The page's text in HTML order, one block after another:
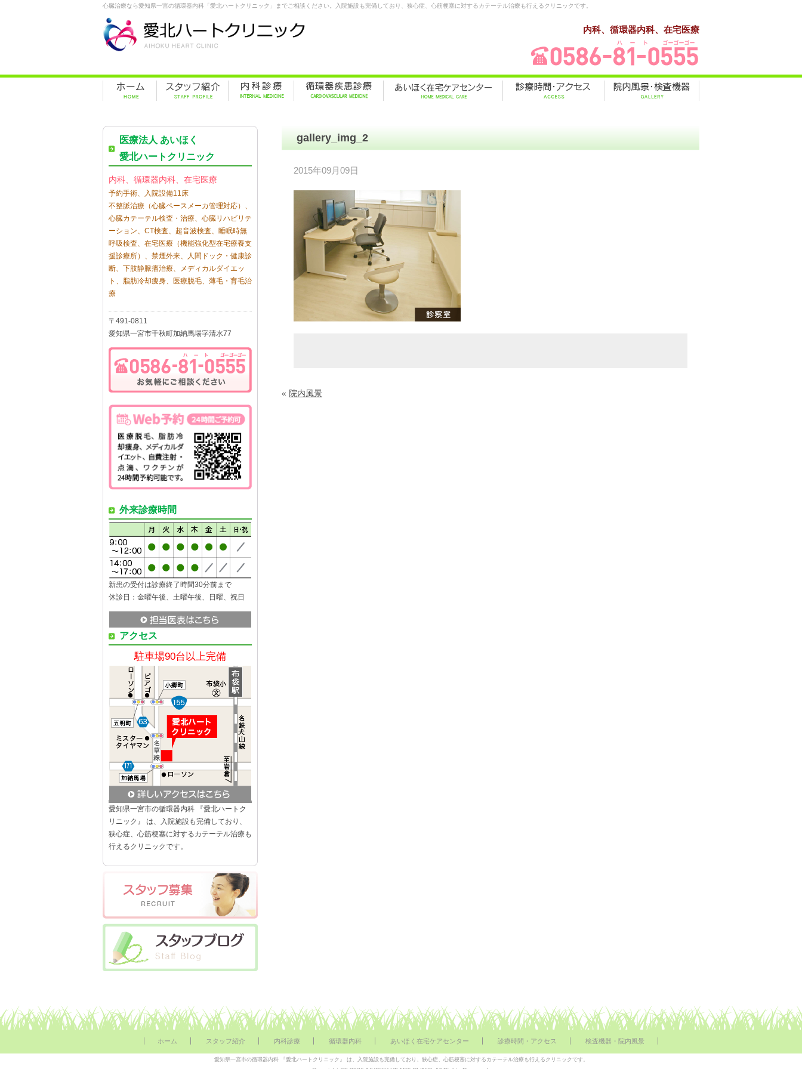
心臓治療なら愛知県一宮の循環器内科「愛北ハートクリニック」までご相談ください。入院施設も完備しており、狭心症、心筋梗塞に対するカテーテル治療も行えるクリニックです。
内科、循環器内科、在宅医療
gallery_img_2
2015年09月09日
« 院内風景
医療法人 あいほく
愛北ハートクリニック
内科、循環器内科、在宅医療
予約手術、入院設備11床
不整脈治療（心臓ペースメーカ管理対応）、
心臓カテーテル検査・治療、心臓リハビリテ
ーション、CT検査、超音波検査、睡眠時無
呼吸検査、在宅医療（機能強化型在宅療養支
援診療所）、禁煙外来、人間ドック・健康診
断、下肢静脈瘤治療、メディカルダイエッ
ト、脂肪冷却痩身、医療脱毛、薄毛・育毛治
療
〒491-0811
愛知県一宮市千秋町加納馬場字清水77
外来診療時間
新患の受付は診療終了時間30分前まで
休診日：金曜午後、土曜午後、日曜、祝日
アクセス
駐車場90台以上完備
愛知県一宮市の循環器内科 『愛北ハートク
リニック』 は、入院施設も完備しており、
狭心症、心筋梗塞に対するカテーテル治療も
行えるクリニックです。
ホーム スタッフ紹介 内科診療 循環器内科 あいほく在宅ケアセンター 診療時間・アクセス 検査機器・院内風景
愛知県一宮市の循環器内科 『愛北ハートクリニック』 は、入院施設も完備しており、狭心症、心筋梗塞に対するカテーテル治療も行えるクリニックです。